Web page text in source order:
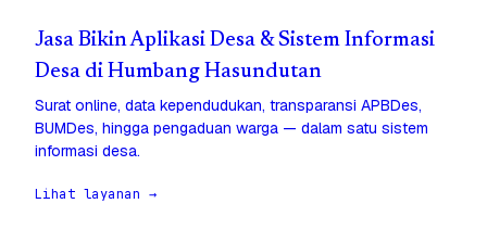
Jasa Bikin Aplikasi Desa & Sistem Informasi
Desa di Humbang Hasundutan
Surat online, data kependudukan, transparansi APBDes,
BUMDes, hingga pengaduan warga — dalam satu sistem
informasi desa.
Lihat layanan →